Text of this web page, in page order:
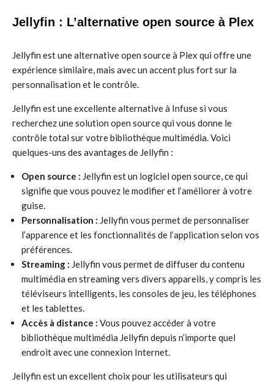
Jellyfin : L’alternative open source à Plex
Jellyfin est une alternative open source à Plex qui offre une
expérience similaire, mais avec un accent plus fort sur la
personnalisation et le contrôle.
Jellyfin est une excellente alternative à Infuse si vous
recherchez une solution open source qui vous donne le
contrôle total sur votre bibliothèque multimédia. Voici
quelques-uns des avantages de Jellyfin :
Open source : Jellyfin est un logiciel open source, ce qui
signifie que vous pouvez le modifier et l’améliorer à votre
guise.
Personnalisation : Jellyfin vous permet de personnaliser
l’apparence et les fonctionnalités de l’application selon vos
préférences.
Streaming : Jellyfin vous permet de diffuser du contenu
multimédia en streaming vers divers appareils, y compris les
téléviseurs intelligents, les consoles de jeu, les téléphones
et les tablettes.
Accès à distance : Vous pouvez accéder à votre
bibliothèque multimédia Jellyfin depuis n’importe quel
endroit avec une connexion Internet.
Jellyfin est un excellent choix pour les utilisateurs qui